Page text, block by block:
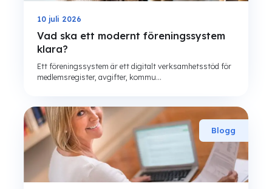
10 juli 2026
Vad ska ett modernt föreningssystem
klara?
Ett föreningssystem är ett digitalt verksamhetsstöd för
medlemsregister, avgifter, kommu...
Blogg